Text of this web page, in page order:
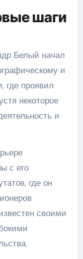
шаги
Белый начал
и
где проявил
некоторое
и
с его
где он
своими